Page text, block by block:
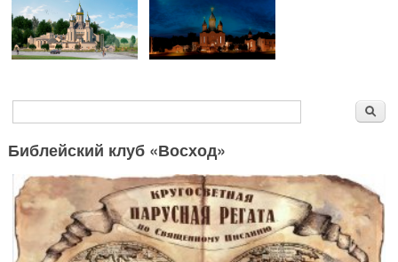
Форма поиска
Библейский клуб «Восход»